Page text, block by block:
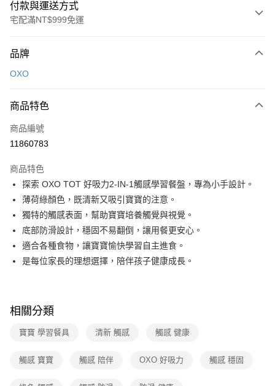
付款與運送方式
宅配滿NT$999免運
信用卡一次付款
3 期 0 利率 每期
合作金庫商業銀行
上海商業儲蓄銀行
臺灣中小企業銀行
匯豐（台灣）商業銀行
華泰商業銀行
聯邦商業銀行
遠東國際商業銀行
元大商業銀行
永豐商業銀行
玉山商業銀行
星展（台灣）商業銀行
台灣樂天信用卡公司
合作金庫商業銀行
上海商業儲蓄銀行
國泰世華商業銀行
兆豐國際商業銀行
匯豐（台灣）商業銀行
華泰商業銀行
聯邦商業銀行
遠東國際商業銀行
元大商業銀行
永豐商業銀行
玉山商業銀行
星展（台灣）商業銀行
台新國際商業銀行
中國信託商業銀行
即享券
LINE Pay
Apple Pay
街口支付
Google Pay
ATM付款
宅配
免運費
品牌
OXO
商品特色
商品編號
11860783
商品特色
探索 OXO TOT 好吸力2-IN-1觸感學習餐盤，專為小手設計。
薄荷綠顏色，既清新又吸引寶寶的注意。
獨特的觸感表面，幫助寶寶培養觸覺與視覺。
底部防滑設計，穩固不易翻倒，讓用餐更安心。
適合各種食物，讓寶寶愉快學習自主進食。
是每位家長的理想選擇，陪伴孩子健康成長。
相關分類
寶寶 學習餐具 清新 觸感 觸感 健康
觸感 寶寶 觸感 陪伴 OXO 好吸力 觸感 穩固